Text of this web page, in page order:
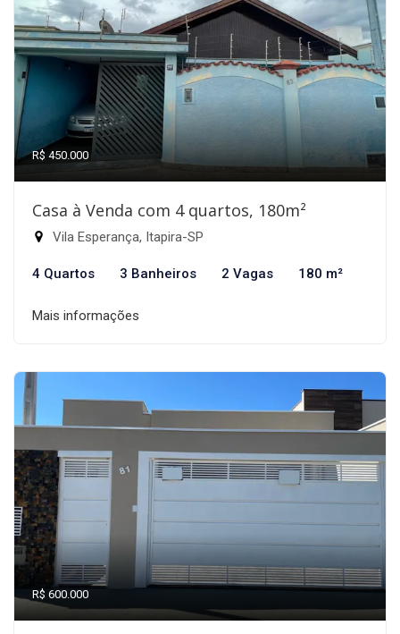
R$ 450.000
Casa à Venda com 4 quartos, 180m²
Vila Esperança, Itapira-SP
4 Quartos 3 Banheiros 2 Vagas 180 m²
Mais informações
R$ 600.000